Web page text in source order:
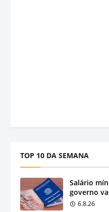
TOP 10 DA SEMANA
Salário
governo
6.8.26